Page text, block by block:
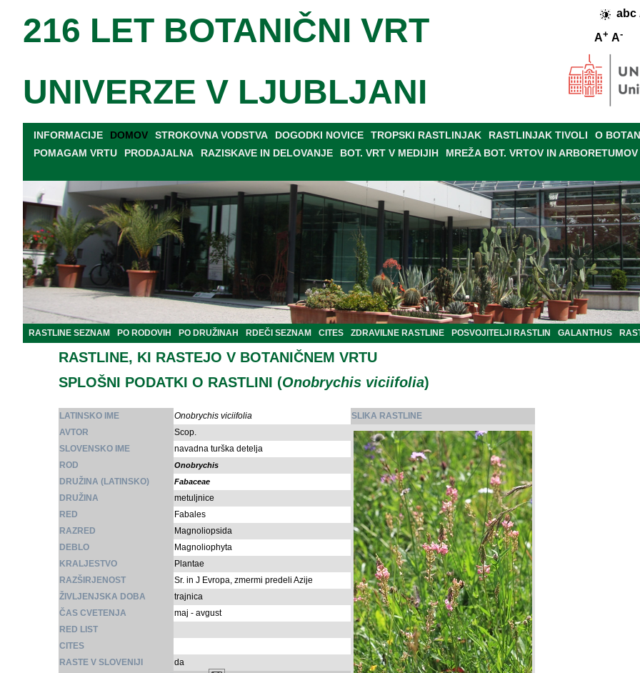
abc
A+ A-
216 LET BOTANIČNI VRT
UNIVERZE V LJUBLJANI
INFORMACIJE DOMOV STROKOVNA VODSTVA DOGODKI NOVICE TROPSKI RASTLINJAK RASTLINJAK TIVOLI O
POMAGAM VRTU
PRODAJALNA RAZISKAVE IN DELOVANJE BOT. VRT V MEDIJIH MREŽA BOT. VRTOV IN ARBORETUMOV
RASTLINE SEZNAM PO RODOVIH PO DRUŽINAH RDEČI SEZNAM CITES ZDRAVILNE RASTLINE POSVOJITELJI RASTLIN GALANTHUS
RASTLINE, KI RASTEJO V BOTANIČNEM VRTU
SPLOŠNI PODATKI O RASTLINI (Onobrychis viciifolia)
LATINSKO IME
Onobrychis viciifolia
AVTOR
Scop.
SLOVENSKO IME
navadna turška detelja
ROD
Onobrychis
DRUŽINA (LATINSKO) Fabaceae
DRUŽINA
metuljnice
RED
Fabales
RAZRED
Magnoliopsida
DEBLO
Magnoliophyta
KRALJESTVO
Plantae
RAZŠIRJENOST
Sr. in J Evropa, zmermi predeli Azije
ŽIVLJENJSKA DOBA
trajnica
ČAS CVETENJA
maj - avgust
RED LIST
CITES
RASTE V SLOVENIJI
da
SLIKA RASTLINE